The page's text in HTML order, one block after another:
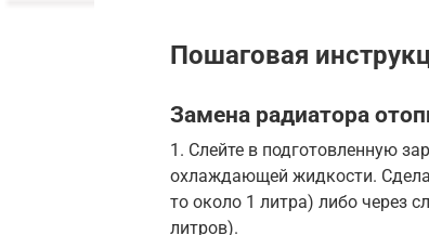
Пошаговая
Замена радиатора
1. Слейте в подготовленную
охлаждающей жидкости.
то около 1 литра) либо через
литров).